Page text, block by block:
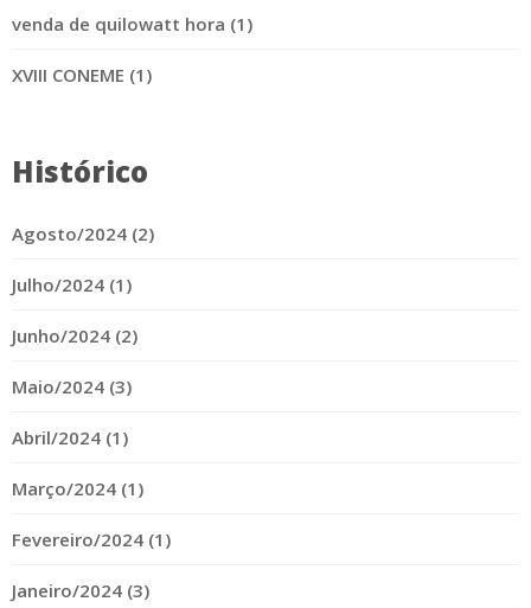
venda de quilowatt hora (1)
XVIII CONEME (1)
Histórico
Agosto/2024 (2)
Julho/2024 (1)
Junho/2024 (2)
Maio/2024 (3)
Abril/2024 (1)
Março/2024 (1)
Fevereiro/2024 (1)
Janeiro/2024 (3)